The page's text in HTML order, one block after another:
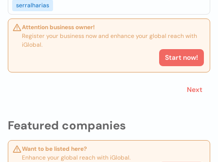
Featured companies
Want to be listed here?
Enhance your global reach with iGlobal.
serralharias
Attention business owner!
Register your business now and enhance your global reach with
iGlobal.
Start now!
Next